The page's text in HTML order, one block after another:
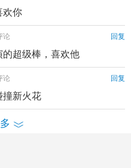
欢你
论 回复
超级棒，喜欢他
论 回复
撞新火花